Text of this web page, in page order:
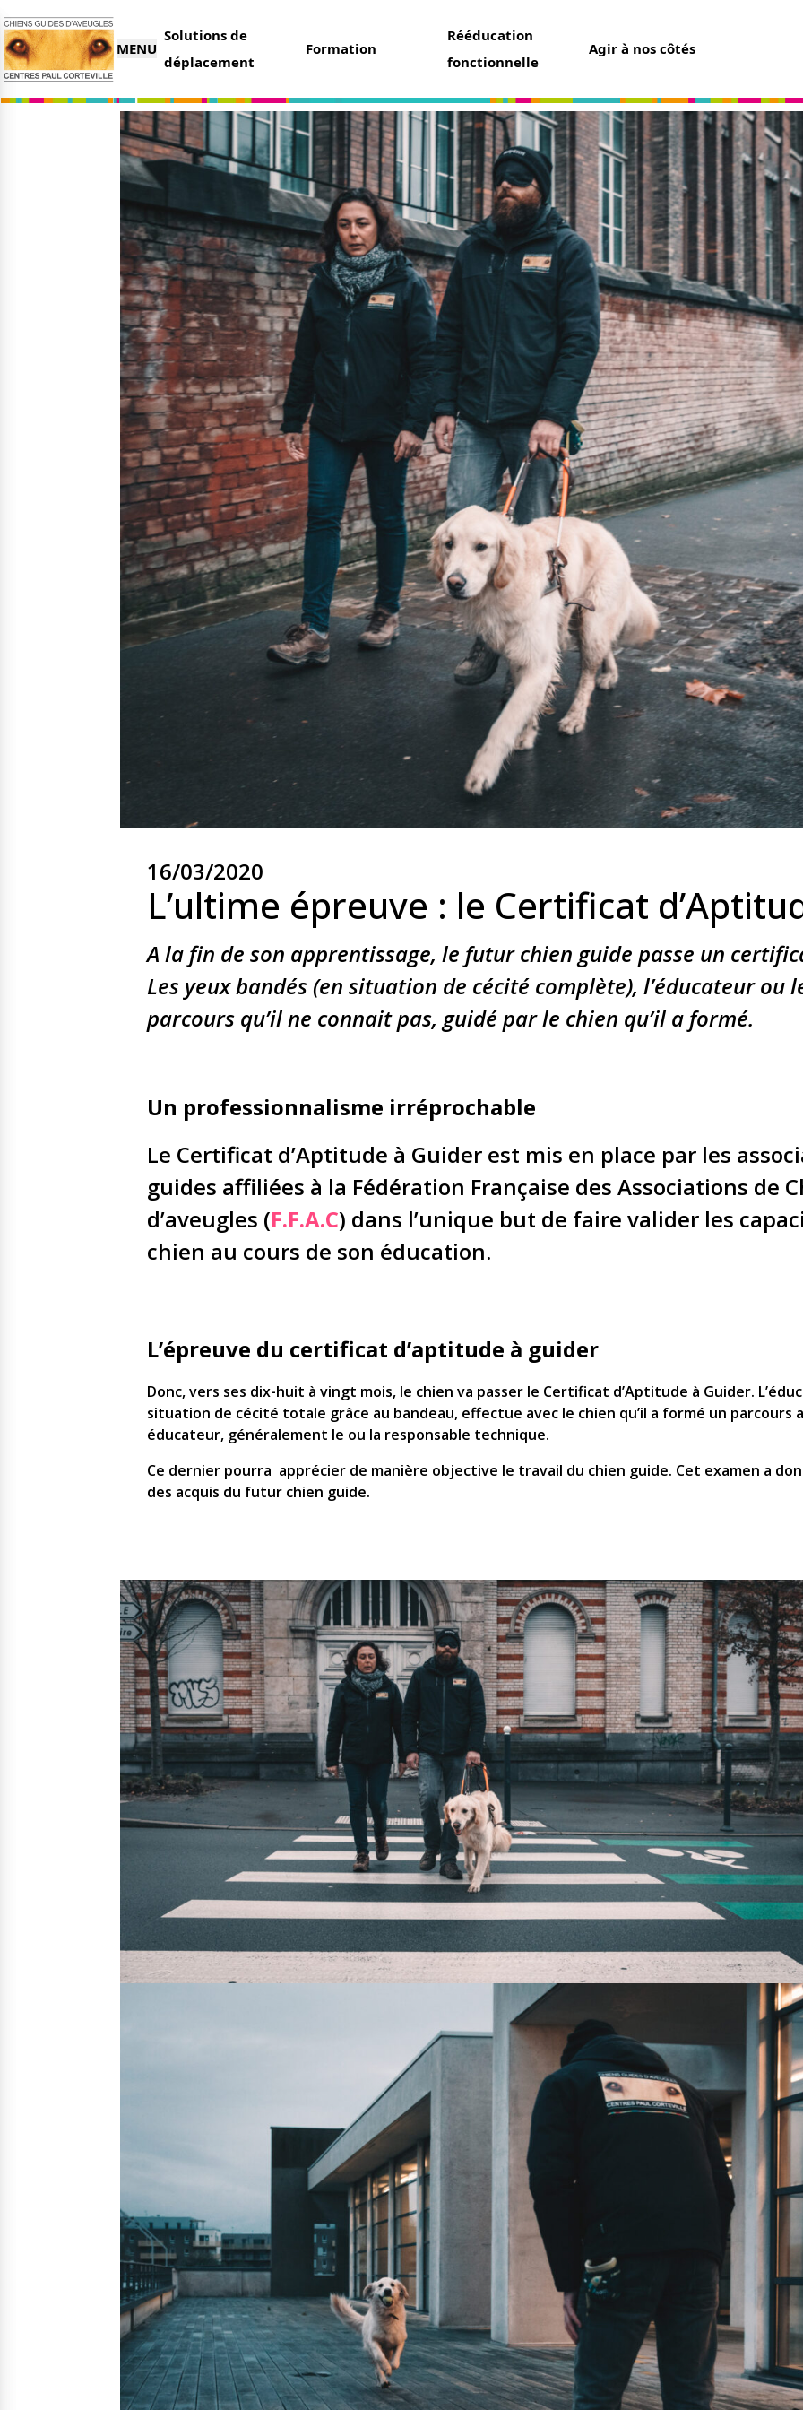
MENU
Solutions de
déplacement
Formation
Rééducation
fonctionnelle
Agir à nos côtés
L’association
Qui sommes-nous ?
Nos partenaires
Nos centres
Actualités
Nos remises
Nos dernières actus
Le magazine du donateur
Nos solutions
Le chien guide d’aveugle
La canne blanche électronique
Le Bemob
Formation & Rééducation fonctionnelle
Formation
Rééducation fonctionnelle
Nous aider
Faire un don
Legs et assurance vie
Organiser une collecte
Parrainer un futur chien guide
Devenir famille d’accueil
Devenir bénévole
Tout savoir
Irremplaçables, la série
Nous contacter
16/03/2020
L’ultime épreuve : le Certificat
A la fin de son apprentissage, le futur chien guide passe un
Les yeux bandés (en situation de cécité complète), l’éducateur ou
parcours qu’il ne connait pas, guidé par le chien qu’il a formé.
Un professionnalisme irréprochable
Le Certificat d’Aptitude à Guider est mis en place par les
guides affiliées à la Fédération Française des Associations de
d’aveugles (F.F.A.C) dans l’unique but de faire valider les
chien au cours de son éducation.
L’épreuve du certificat d’aptitude à guider
Donc, vers ses dix-huit à vingt mois, le chien va passer le Certificat d’Aptitude à Guider.
situation de cécité totale grâce au bandeau, effectue avec le chien qu’il a formé un parcours
éducateur, généralement le ou la responsable technique.
Ce dernier pourra apprécier de manière objective le travail du chien guide. Cet examen a
des acquis du futur chien guide.